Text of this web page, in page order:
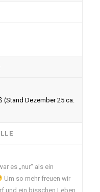
Dezember 25 ca.
es „nur“ als ein
Um so mehr freuen wir
und ein bisschen Leben